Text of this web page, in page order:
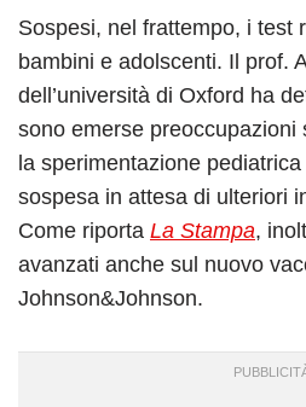
Sospesi, nel frattempo, i test
bambini e adolscenti. Il prof.
dell’università di Oxford ha
sono emerse preoccupazioni
la sperimentazione
sospesa in attesa di ulteriori
Come riporta La Stampa,
avanzati anche sul nuovo
Johnson&Johnson.